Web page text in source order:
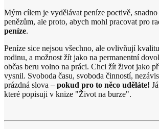
Mým cílem je vydělávat peníze poctivě,
penězům, ale proto, abych mohl pracovat pro
peníze.
Peníze sice nejsou všechno, ale ovlivňují
rodinu, a možnost žít jako na permanentní
občas beru volno na práci. Chci žít život jako
vysnil. Svoboda času, svoboda činností,
prázdná slova – pokud pro to něco uděláte!
které popisuji v knize "Život na burze".